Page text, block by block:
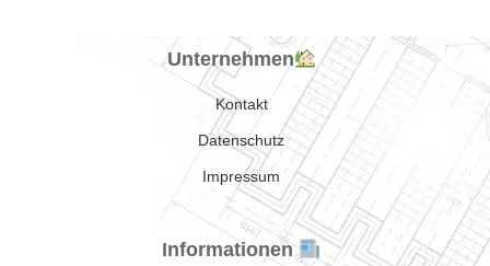
Unternehmen
Kontakt
Datenschutz
Impressum
Informationen